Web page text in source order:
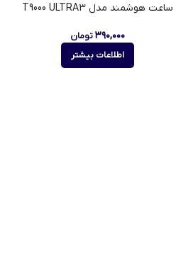
ساعت هوشمند مدل T9000 ULTRA3
۳۹۰,۰۰۰تومان
اطلاعات بیشتر